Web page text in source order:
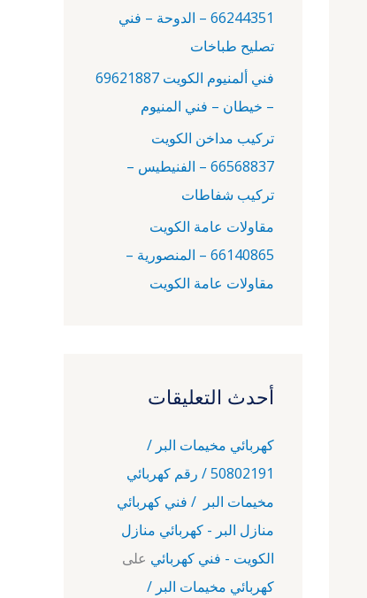
66244351 – الدوحة – فني
تصليح طباخات
فني ألمنيوم الكويت 69621887
– خيطان – فني المنيوم
تركيب مداخن الكويت
66568837 – الفنيطيس –
تركيب شفاطات
مقاولات عامة الكويت
66140865 – المنصورية –
مقاولات عامة الكويت
أحدث التعليقات
كهربائي مخيمات البر /
50802191 / رقم كهربائي
مخيمات البر / فني كهربائي
منازل البر - كهربائي منازل
الكويت - فني كهربائي على
كهربائي مخيمات البر /